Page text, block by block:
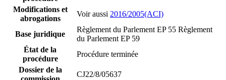
Modifications et
abrogations
Voir aussi 2016/2005(ACI)
Base juridique
Règlement du Parlement EP 55 Règlement
du Parlement EP 59
État de la
procédure
Procédure terminée
Dossier de la
CJ22/8/05637